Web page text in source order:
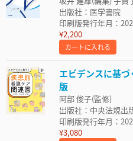
出版社：医学書院
印刷版発行年月：
¥2,200
カートに入れる
エビデンスに基
版
阿部 俊子(監修)
出版社：中央法規出
印刷版発行年月：
¥3,080